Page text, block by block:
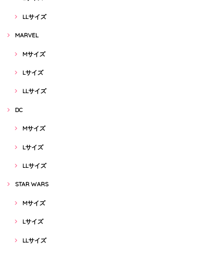
LLサイズ
MARVEL
Mサイズ
Lサイズ
LLサイズ
DC
Mサイズ
Lサイズ
LLサイズ
STAR WARS
Mサイズ
Lサイズ
LLサイズ